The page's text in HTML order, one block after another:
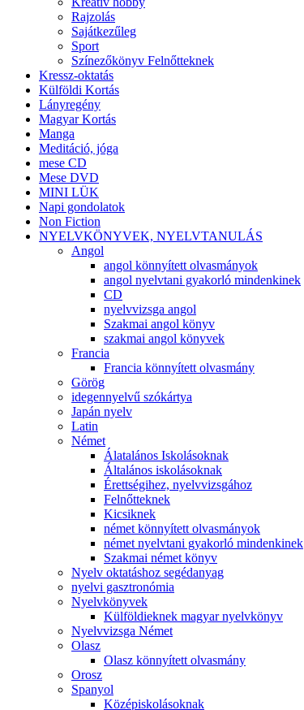
Rajzolás
Sajátkezűleg
Sport
Színezőkönyv Felnőtteknek
Kressz-oktatás
Külföldi Kortás
Lányregény
Magyar Kortás
Manga
Meditáció, jóga
mese CD
Mese DVD
MINI LÜK
Napi gondolatok
Non Fiction
NYELVKÖNYVEK, NYELVTANULÁS
Angol
angol könnyített olvasmányok
angol nyelvtani gyakorló mindenkinek
CD
nyelvvizsga angol
Szakmai angol könyv
szakmai angol könyvek
Francia
Francia könnyített olvasmány
Görög
idegennyelvű szókártya
Japán nyelv
Latin
Német
Álatalános Iskolásoknak
Általános iskolásoknak
Érettségihez, nyelvvizsgához
Felnőtteknek
Kicsiknek
német könnyített olvasmányok
német nyelvtani gyakorló mindenkinek
Szakmai német könyv
Nyelv oktatáshoz segédanyag
nyelvi gasztronómia
Nyelvkönyvek
Külföldieknek magyar nyelvkönyv
Nyelvvizsga Német
Olasz
Olasz könnyített olvasmány
Orosz
Spanyol
Középiskolásoknak